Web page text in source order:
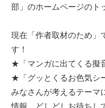
部」のホームページのト
現在「作者取材のため」
す！
★「マンガに出てくる擬
★「グッとくるお色気シ
みなさんが考えるテーマ